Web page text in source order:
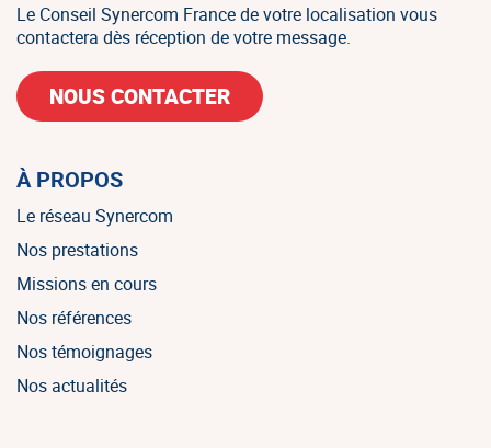
Le Conseil Synercom France de votre localisation vous
contactera dès réception de votre message.
NOUS CONTACTER
À PROPOS
Le réseau Synercom
Nos prestations
Missions en cours
Nos références
Nos témoignages
Nos actualités